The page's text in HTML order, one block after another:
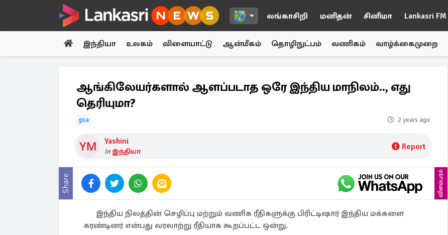
லங்காசிறி மனிதன் சினிமா Lankasri FM
இந்தியா உலகம் விளையாட்டு ஆன்மீகம் தொழிநுட்பம் வணிகம் வாழ்க்கைமுறை
ஆங்கிலேயர்களால் ஆளப்படாத ஒரே இந்திய மாநிலம்.., எது
தெரியுமா?
goa 2 years ago
Yashini
in இந்தியா Report
Share விளம்பரம்
இந்திய நிலத்தின் செழிப்பு மற்றும் வணிக ரீதிகளுக்கு பிரிட்டிஷார் இந்திய மக்களை
சுரண்டினர் என்பது வரலாற்று ரீதியாக கூறப்பட்ட ஒன்று.